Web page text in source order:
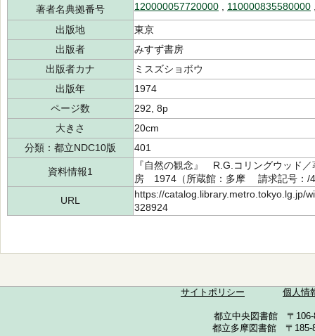
著者名典拠番号
120000057720000 110000835580000
出版地
東京
出版者
みすず書房
出版者カナ
ミスズショボウ
出版年
1974
ページ数
292, 8p
大きさ
20cm
分類：都立NDC10版
401
資料情報1
『自然の観念』 R.G.コリングウッド
房 1974（所蔵館：多摩 請求記号：/
URL
https://catalog.library.metro.tokyo.lg.jp/
328924
サイトポリシー 個人情
都立中央図書館 〒
都立多摩図書館 〒185-